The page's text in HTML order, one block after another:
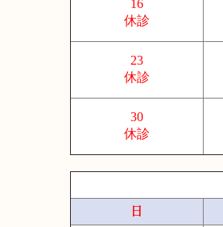
16
休診
23
休診
30
休診
日